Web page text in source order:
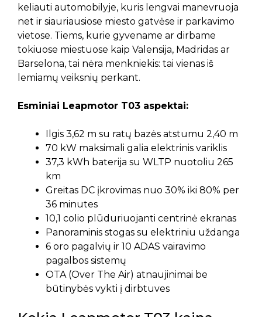
keliauti automobilyje, kuris lengvai manevruoja
net ir siauriausiose miesto gatvėse ir parkavimo
vietose. Tiems, kurie gyvename ar dirbame
tokiuose miestuose kaip Valensija, Madridas ar
Barselona, tai nėra menkniekis: tai vienas iš
lemiamų veiksnių perkant.
Esminiai Leapmotor T03 aspektai:
Ilgis 3,62 m su ratų bazės atstumu 2,40 m
70 kW maksimali galia elektrinis variklis
37,3 kWh baterija su WLTP nuotoliu 265
km
Greitas DC įkrovimas nuo 30% iki 80% per
36 minutes
10,1 colio plūduriuojanti centrinė ekranas
Panoraminis stogas su elektriniu uždanga
6 oro pagalvių ir 10 ADAS vairavimo
pagalbos sistemų
OTA (Over The Air) atnaujinimai be
būtinybės vykti į dirbtuves